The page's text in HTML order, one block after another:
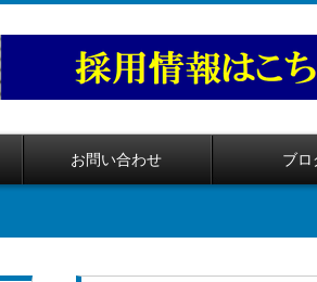
お問い合わせ ブロ